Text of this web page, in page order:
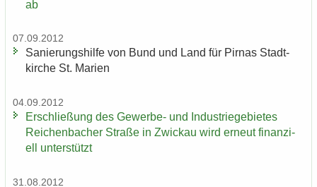
ab
07.09.2012
Sa­nie­rungs­hil­fe von Bund und Land für Pirnas Stadt­
kir­che St. Ma­ri­en
04.09.2012
Er­schlie­ßung des Gewerbe-​ und In­dus­trie­ge­bie­tes
Rei­chen­ba­cher Stra­ße in Zwi­ckau wird er­neut fi­nan­zi­
ell un­ter­stützt
31.08.2012